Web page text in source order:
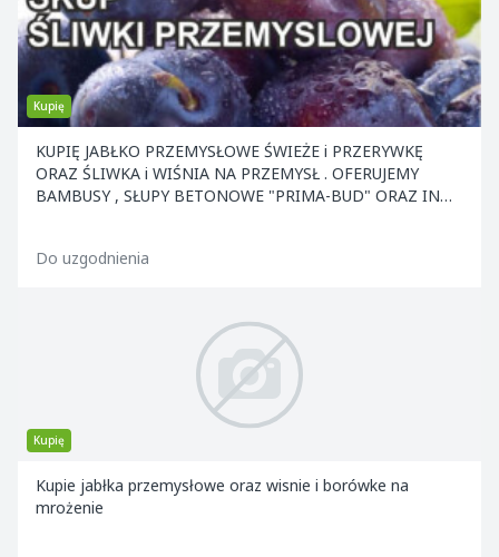
Kupię
KUPIĘ JABŁKO PRZEMYSŁOWE ŚWIEŻE i PRZERYWKĘ
ORAZ ŚLIWKA i WIŚNIA NA PRZEMYSŁ . OFERUJEMY
BAMBUSY , SŁUPY BETONOWE "PRIMA-BUD" ORAZ INNE
Do uzgodnienia
Kupię
Kupie jabłka przemysłowe oraz wisnie i borówke na
mrożenie